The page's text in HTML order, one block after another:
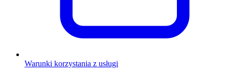
Warunki korzystania z usługi